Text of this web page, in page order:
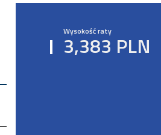
Wysokość raty
3,383 PLN